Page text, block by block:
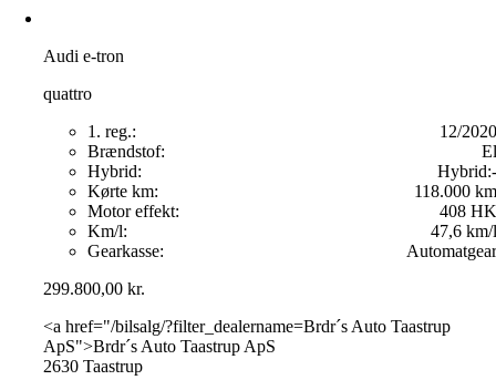
Audi e-tron
quattro
1. reg.:
12/2020
Brændstof:
El
Hybrid:
Hybrid:-
Kørte km:
118.000 km
Motor effekt:
408 HK
Km/l:
47,6 km/l
Gearkasse:
Automatgear
299.800,00kr.
<a href="/bilsalg/?filter_dealername=Brdr´s Auto Taastrup
ApS">Brdr´s Auto Taastrup ApS
2630 Taastrup